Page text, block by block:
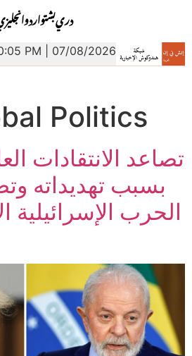
اردوبشتودري
PM | 07/08/2026
Politics
تصاعد الانتقادات
بسبب تهديداته
الحرب الإسرائيلية